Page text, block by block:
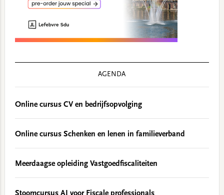
AGENDA
Online cursus CV en bedrijfsopvolging
Online cursus Schenken en lenen in familieverband
Meerdaagse opleiding Vastgoedfiscaliteiten